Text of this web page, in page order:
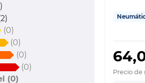
(0)
(0)
(0)
(0)
No label (0)
Precio de